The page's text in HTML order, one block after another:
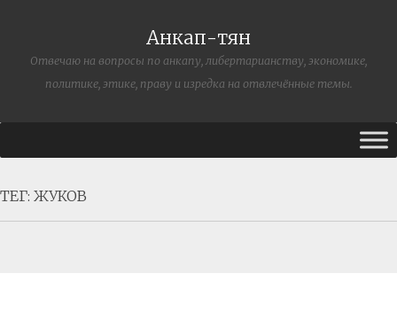
Анкап-тян
Отвечаю на вопросы по анкапу, либертарианству, экономике,
политике, этике, праву и изредка на отвлечённые темы.
ТЕГ: ЖУКОВ